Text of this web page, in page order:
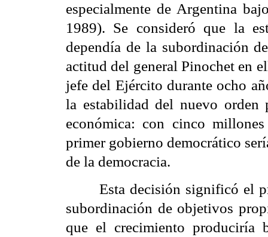
especialmente de Argentina
1989). Se consideró que la
dependía de la subordinación
actitud del general Pinochet en
jefe del Ejército durante ocho
la estabilidad del nuevo orden
económica: con cinco
primer gobierno democrático
de la democracia.
Esta decisión significó el
subordinación de objetivos
que el crecimiento produciría